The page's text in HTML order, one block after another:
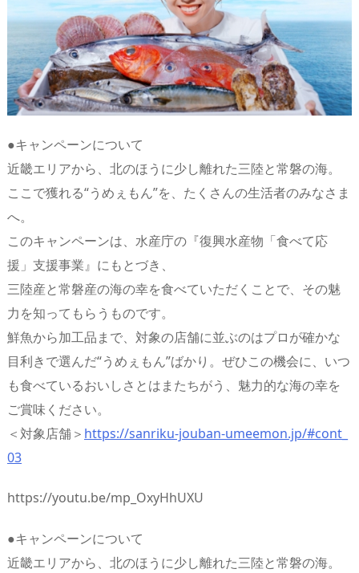
●キャンペーンについて
近畿エリアから、北のほうに少し離れた三陸と常磐の海。
ここで獲れる“うめぇもん”を、たくさんの生活者のみなさま
へ。
このキャンペーンは、水産庁の『復興水産物「食べて応
援」支援事業』にもとづき、
三陸産と常磐産の海の幸を食べていただくことで、その魅
力を知ってもらうものです。
鮮魚から加工品まで、対象の店舗に並ぶのはプロが確かな
目利きで選んだ“うめぇもん”ばかり。ぜひこの機会に、いつ
も食べているおいしさとはまたちがう、魅力的な海の幸を
ご賞味ください。
＜対象店舗＞ https://sanriku-jouban-umeemon.jp/#cont_
03
https://youtu.be/mp_OxyHhUXU
●キャンペーンについて
近畿エリアから、北のほうに少し離れた三陸と常磐の海。